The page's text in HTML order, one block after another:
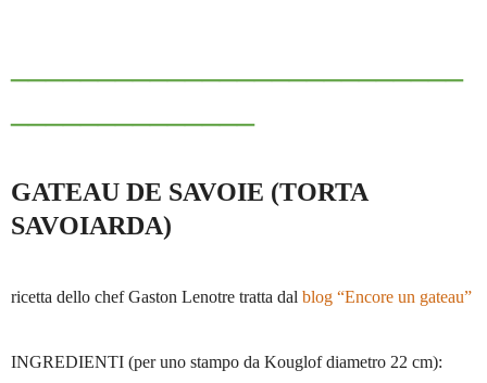
GATEAU DE SAVOIE (TORTA
SAVOIARDA)
ricetta dello chef Gaston Lenotre tratta dal blog “Encore un gateau”
INGREDIENTI (per uno stampo da Kouglof diametro 22 cm):